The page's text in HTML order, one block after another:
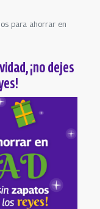
para ahorrar en
¡no dejes